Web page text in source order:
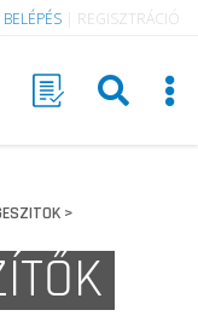
BELÉPÉS REGISZTRÁCIÓ
>